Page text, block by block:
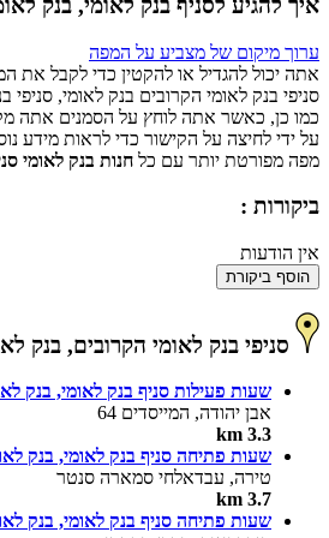
איך להגיע לסניף בנק לאומי, בנק
ערוך מיקום של מצביע על המפה
אתה יכול להגדיל או להקטין כדי לקבל את
סניפי בנק לאומי הקרובים בנק לאומי,
כמו כן, כאשר אתה לוחץ על הסמנים אתה
על ידי לחיצה על הקישור כדי לראות מידע
מפה מפורטת יותר עם כל חנות בנק לאומי
ביקורות :
אין הודעות
הוסף ביקורת
סניפי בנק לאומי הקרובים, בנק
שעות פעילות סניף בנק לאומי, בנק
אבן יהודה, המייסדים 64
3.3 km
שעות פתיחה סניף בנק לאומי, בנק
טירה, עבדאלחי סמארה סנטר
3.7 km
שעות פתיחה סניף בנק לאומי, בנק